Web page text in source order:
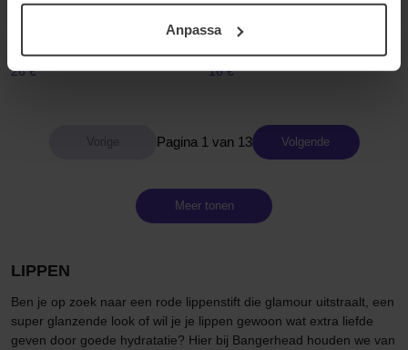
samt vår Integritetspolicy.Anpassa
26 €
Hyaluron Lip Stain Serum
16 €
Pagina 1 van 13 Volgende
Meer tonen
LIPPEN
Ben je op zoek naar een rode lippenstift die glamour uitstraalt, een
super glanzende look of wil je je lippen gewoon wat extra liefde
geven door goede hydratatie? Hier bij Bangerhead houden we van